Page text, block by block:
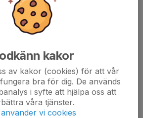
kakor
av kakor (cookies) för att vår
bra för dig. De används
i syfte att hjälpa oss att
våra tjänster.
vi cookies